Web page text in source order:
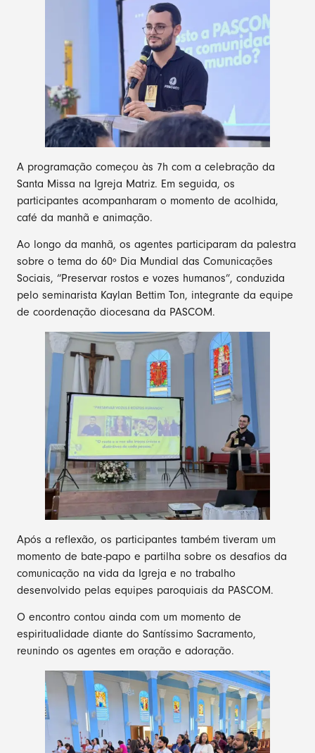
A programação começou às 7h com a celebração da
Santa Missa na Igreja Matriz. Em seguida, os
participantes acompanharam o momento de acolhida,
café da manhã e animação.
Ao longo da manhã, os agentes participaram da palestra
sobre o tema do 60º Dia Mundial das Comunicações
Sociais, “Preservar rostos e vozes humanos”, conduzida
pelo seminarista Kaylan Bettim Ton, integrante da equipe
de coordenação diocesana da PASCOM.
Após a reflexão, os participantes também tiveram um
momento de bate-papo e partilha sobre os desafios da
comunicação na vida da Igreja e no trabalho
desenvolvido pelas equipes paroquiais da PASCOM.
O encontro contou ainda com um momento de
espiritualidade diante do Santíssimo Sacramento,
reunindo os agentes em oração e adoração.